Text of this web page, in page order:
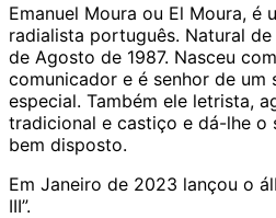
Emanuel Moura ou El Moura, é
radialista português. Natural
de Agosto de 1987. Nasceu
comunicador e é senhor de um
especial. Também ele letrista,
tradicional e castiço e dá-lhe o
bem disposto.
Em Janeiro de 2023 lançou o
III”.